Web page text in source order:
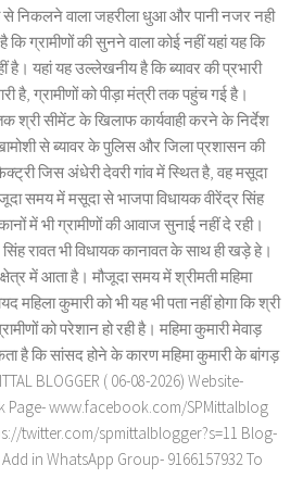
निकलने वाला जहरीला धुआ और पानी नजर नही
ग्रामीणों की सुनने वाला कोई नहीं यहां यह कि
है। यहां यह उल्लेखनीय है कि ब्यावर की प्रभारी
है, ग्रामीणों को पीड़ा मंत्री तक पहुंच गई है।
श्री सीमेंट के खिलाफ कार्यवाही करने के निर्देश
से ब्यावर के पुलिस और जिला प्रशासन की
जिस अंधेरी देवरी गांव में स्थित है, वह मसूदा
समय में मसूदा से भाजपा विधायक वीरेंद्र सिंह
में भी ग्रामीणों की आवाज सुनाई नहीं दे रही।
रावत भी विधायक कानावत के साथ ही खड़े हे।
में आता है। मौजूदा समय में श्रीमती महिमा
महिला कुमारी को भी यह भी पता नहीं होगा कि श्री
को परेशान हो रही है। महिमा कुमारी मेवाड़
है कि सांसद होने के कारण महिमा कुमारी के बांगड़
BLOGGER ( 06-08-2026) Website-
Page- www.facebook.com/SPMittalblog
twitter.com/spmittalblogger?s=11 Blog-
in WhatsApp Group- 9166157932 To